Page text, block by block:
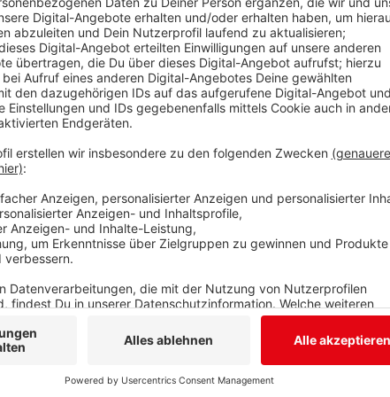
Thomas Wüst aus Netphen wird zum 1. Oktober neuer
Kreises Siegen-Wittgenstein. Der 52jährige hat sich im
Wüst wechselt aus dem Wetzlarer Rathaus zurück an
Jugendamtsleiter der Stadt Wetzlar wurde, hat er bis
Jugendamt des Kreises gearbeitet. "Ich freue mich
Kreisverwaltung kommt und künftig unsere zahlreichen,
Jugend- und Familienbereich verantwortlich gestalten
Müller. Der Netphener folgt auf Helge Klinkert, die die
Wunsch verlassen hatte und nun als Rechtsanwältin in
Anzeige